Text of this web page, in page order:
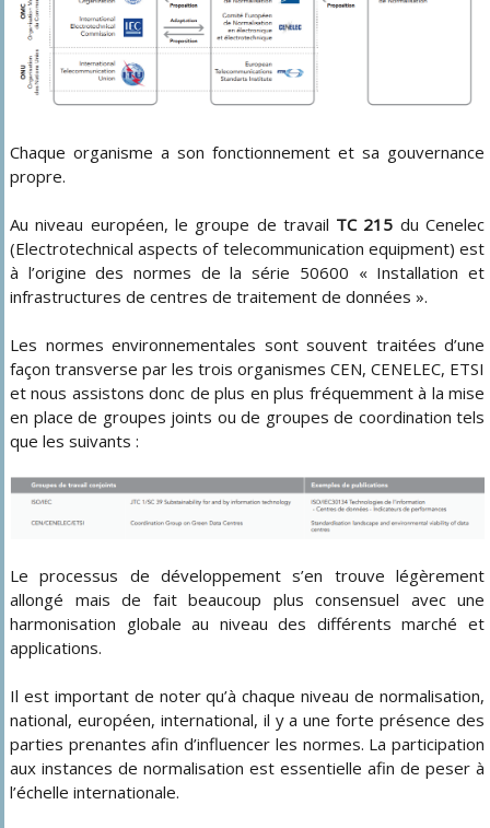
Chaque organisme a son fonctionnement et sa gouvernance
propre.
Au niveau européen, le groupe de travail TC 215 du Cenelec
(Electrotechnical aspects of telecommunication equipment) est
à l’origine des normes de la série 50600 « Installation et
infrastructures de centres de traitement de données ».
Les normes environnementales sont souvent traitées d’une
façon transverse par les trois organismes CEN, CENELEC, ETSI
et nous assistons donc de plus en plus fréquemment à la mise
en place de groupes joints ou de groupes de coordination tels
que les suivants :
Le processus de développement s’en trouve légèrement
allongé mais de fait beaucoup plus consensuel avec une
harmonisation globale au niveau des différents marché et
applications.
Il est important de noter qu’à chaque niveau de normalisation,
national, européen, international, il y a une forte présence des
parties prenantes afin d’influencer les normes. La participation
aux instances de normalisation est essentielle afin de peser à
l’échelle internationale.